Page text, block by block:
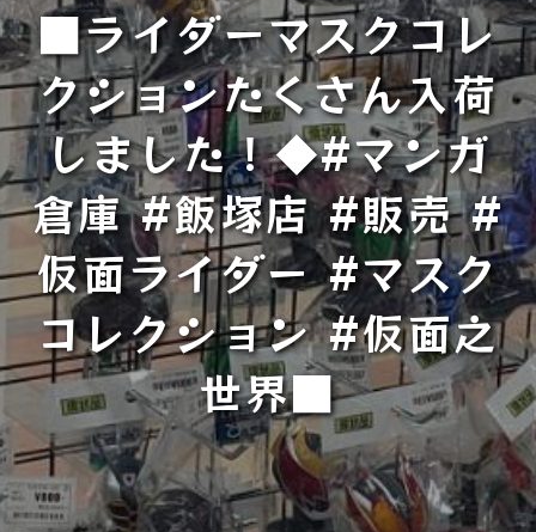
■ライダーマスクコレ
クションたくさん入荷
しました！◆#マンガ
倉庫 #飯塚店 #販売 #
仮面ライダー #マスク
コレクション #仮面之
世界■